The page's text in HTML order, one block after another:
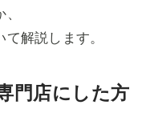
解説します。
門店にした方